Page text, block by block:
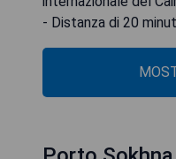
- Distanza di 20